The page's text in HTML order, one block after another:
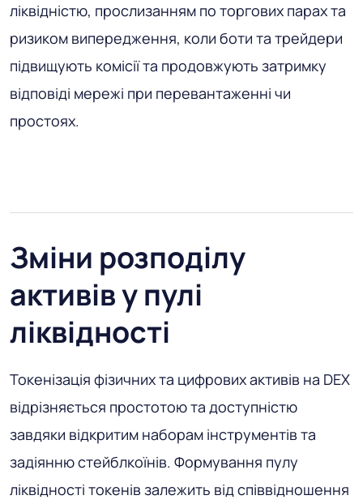
ліквідністю, прослизанням по торгових парах та
ризиком випередження, коли боти та трейдери
підвищують комісії та продовжують затримку
відповіді мережі при перевантаженні чи
простоях.
Зміни розподілу
активів у пулі
ліквідності
Токенізація фізичних та цифрових активів на DEX
відрізняється простотою та доступністю
завдяки відкритим наборам інструментів та
задіянню стейблкоїнів. Формування пулу
ліквідності токенів залежить від співвідношення